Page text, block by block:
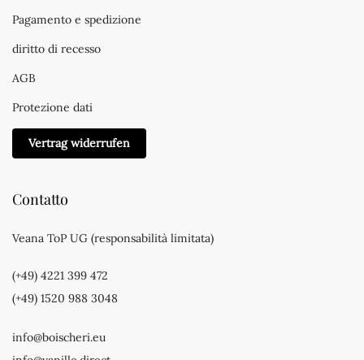
Pagamento e spedizione
diritto di recesso
AGB
Protezione dati
Vertrag widerrufen
Contatto
Veana ToP UG (responsabilità limitata)
(+49) 4221 399 472
(+49) 1520 988 3048
info@boischeri.eu